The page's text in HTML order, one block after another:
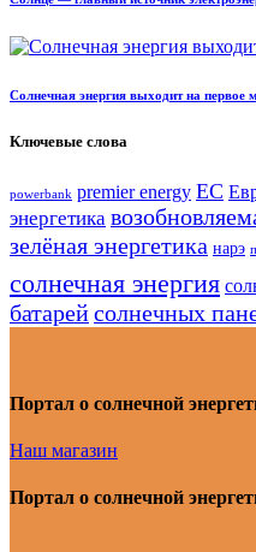
Солнечная энергия выходит на первое
Ключевые слова
powerbank premier energy ЕС
энергетика
зелёная энергетика нарэ
солнечная энергия
батарейсолнечных
Портал о солнечной
Наш магазин
Портал о солнечной